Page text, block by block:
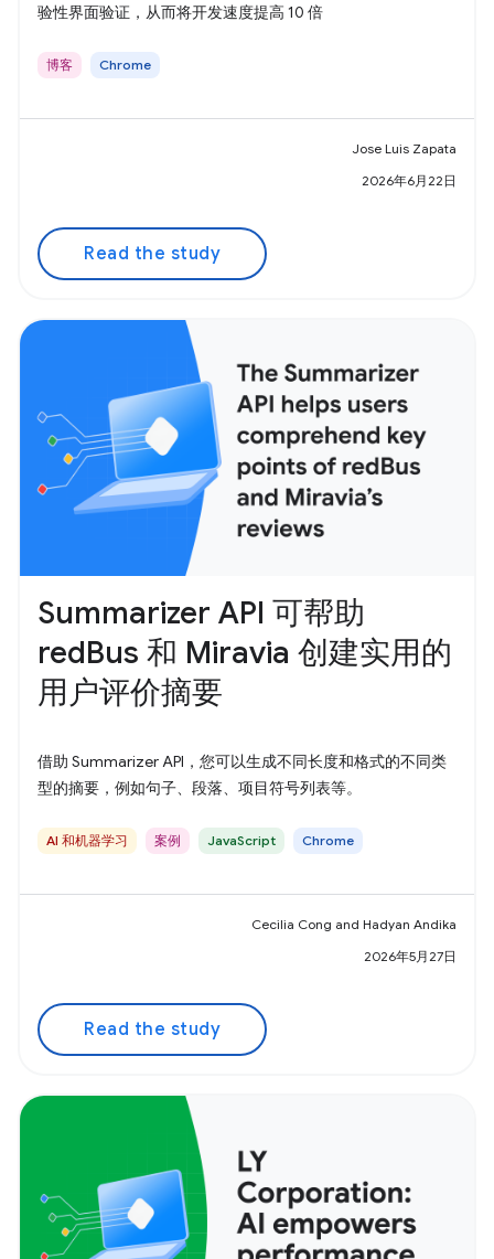
验性界面验证，从而将开发速度提高 10 倍
博客 Chrome
Jose Luis Zapata
2026年6月22日
Read the study
Summarizer API 可帮助
redBus 和 Miravia 创建实用的
用户评价摘要
借助 Summarizer API，您可以生成不同长度和格式的不同类
型的摘要，例如句子、段落、项目符号列表等。
AI 和机器学习 案例 JavaScript Chrome
Cecilia Cong and Hadyan Andika
2026年5月27日
Read the study